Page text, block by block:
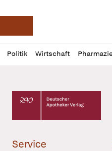
Deutsche
Politik Wirtschaft
Profil
öffnen
Daz
Pur
Deutscher Apotheker
Service